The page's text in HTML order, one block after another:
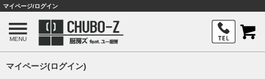
マイページ/ログイン
MENU
マイページ(ログイン)